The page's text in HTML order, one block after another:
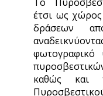
έτσι ως
δράσεων
φωτογραφικό
καθώς και